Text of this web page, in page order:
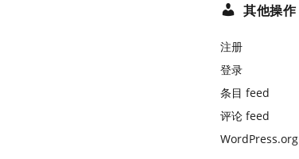
其他操作
注册
登录
条目 feed
评论 feed
WordPress.org